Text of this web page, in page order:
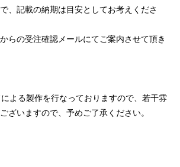
、記載の納期は目安としてお考えくださ
らの受注確認メールにてご案内させて頂き
よる製作を行なっておりますので、若干雰
ざいますので、予めご了承ください。